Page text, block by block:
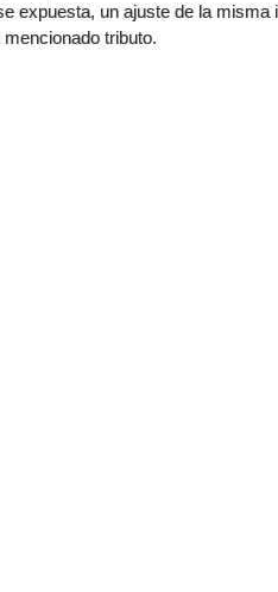
expuesta, un ajuste de la misma
tributo.